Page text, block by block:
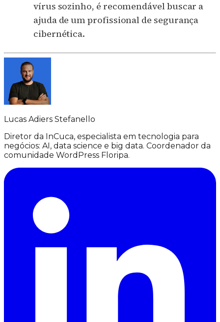
vírus sozinho, é recomendável buscar a
ajuda de um profissional de segurança
cibernética.
Lucas Adiers Stefanello
Diretor da InCuca, especialista em tecnologia para
negócios: AI, data science e big data. Coordenador da
comunidade WordPress Floripa.